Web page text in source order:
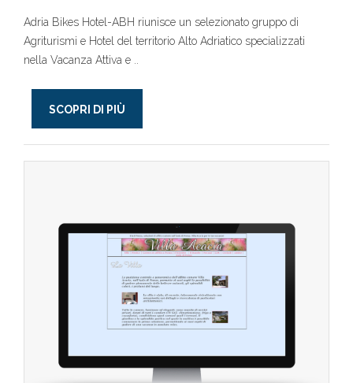
Adria Bikes Hotel-ABH riunisce un selezionato gruppo di
Agriturismi e Hotel del territorio Alto Adriatico specializzati
nella Vacanza Attiva e ..
SCOPRI DI PIÙ